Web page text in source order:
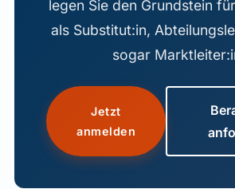
legen Sie den Grundstein
als Substitut:in,
sogar
Jetzt
anmelden